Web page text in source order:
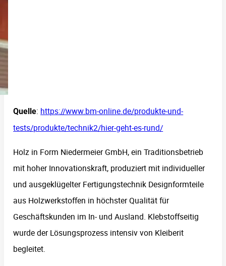
Quelle: https://www.bm-online.de/produkte-und-
tests/produkte/technik2/hier-geht-es-rund/
Holz in Form Niedermeier GmbH, ein Traditionsbetrieb
mit hoher Innovationskraft, produziert mit individueller
und ausgeklügelter Fertigungstechnik Designformteile
aus Holzwerkstoffen in höchster Qualität für
Geschäftskunden im In- und Ausland. Klebstoffseitig
wurde der Lösungsprozess intensiv von Kleiberit
begleitet.